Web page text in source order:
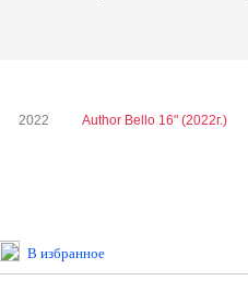
2022 Author Bello 16" (2022г.)
В избранное